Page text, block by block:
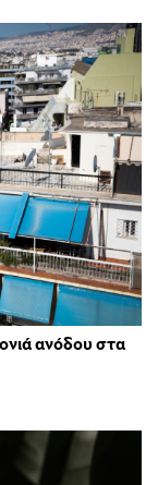
ανόδου στα